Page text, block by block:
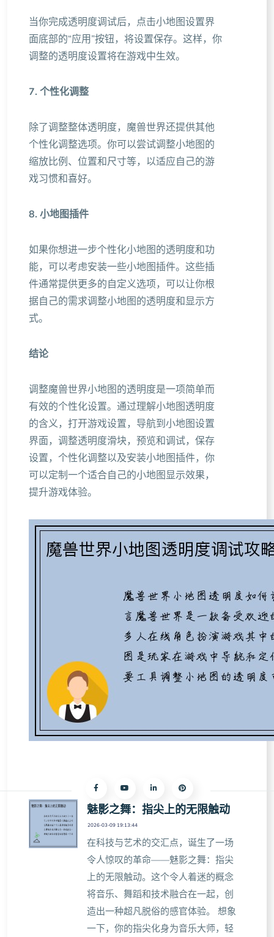
当你完成透明度调试后，点击小地图设置界
面底部的“应用”按钮，将设置保存。这样，你
调整的透明度设置将在游戏中生效。
7. 个性化调整
除了调整整体透明度，魔兽世界还提供其他
个性化调整选项。你可以尝试调整小地图的
缩放比例、位置和尺寸等，以适应自己的游
戏习惯和喜好。
8. 小地图插件
如果你想进一步个性化小地图的透明度和功
能，可以考虑安装一些小地图插件。这些插
件通常提供更多的自定义选项，可以让你根
据自己的需求调整小地图的透明度和显示方
式。
结论
调整魔兽世界小地图的透明度是一项简单而
有效的个性化设置。通过理解小地图透明度
的含义，打开游戏设置，导航到小地图设置
界面，调整透明度滑块，预览和调试，保存
设置，个性化调整以及安装小地图插件，你
可以定制一个适合自己的小地图显示效果，
提升游戏体验。
魅影之舞：指尖上的无限触动
2026-03-09 19:13:44
在科技与艺术的交汇点，诞生了一场
令人惊叹的革命——魅影之舞：指尖
上的无限触动。这个令人着迷的概念
将音乐、舞蹈和技术融合在一起，创
造出一种超凡脱俗的感官体验。 想象
一下，你的指尖化身为音乐大师，轻